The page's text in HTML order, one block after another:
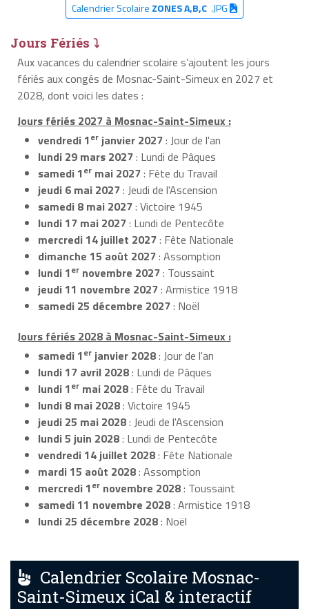
Calendrier Scolaire ZONES A,B,C.JPG
Jours Fériés ⤵
Aux vacances du calendrier scolaire s’ajoutent les jours
fériés aux congés de Mosnac-Saint-Simeux en 2027 et
2028, dont voici les dates :
Jours fériés 2027 à Mosnac-Saint-Simeux :
vendredi 1er janvier 2027: Jour de l'an
lundi 29 mars 2027: Lundi de Pâques
samedi 1er mai 2027: Fête du Travail
jeudi 6 mai 2027: Jeudi de l'Ascension
samedi 8 mai 2027: Victoire 1945
lundi 17 mai 2027: Lundi de Pentecôte
mercredi 14 juillet 2027: Fête Nationale
dimanche 15 août 2027: Assomption
lundi 1er novembre 2027: Toussaint
jeudi 11 novembre 2027: Armistice 1918
samedi 25 décembre 2027: Noël
Jours fériés 2028 à Mosnac-Saint-Simeux :
samedi 1er janvier 2028: Jour de l'an
lundi 17 avril 2028: Lundi de Pâques
lundi 1er mai 2028: Fête du Travail
lundi 8 mai 2028: Victoire 1945
jeudi 25 mai 2028: Jeudi de l'Ascension
lundi 5 juin 2028: Lundi de Pentecôte
vendredi 14 juillet 2028: Fête Nationale
mardi 15 août 2028: Assomption
mercredi 1er novembre 2028: Toussaint
samedi 11 novembre 2028: Armistice 1918
lundi 25 décembre 2028: Noël
Calendrier Scolaire Mosnac-
Saint-Simeux iCal & interactif